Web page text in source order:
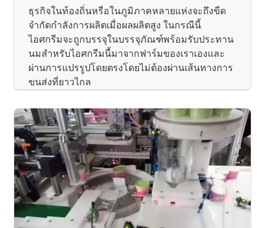
ธุรกิจในท้องถิ่นหรือในภูมิภาคหลายแห่งจะถึงขีด
จำกัดกำลังการผลิตเมื่อผลผลิตสูง ในกรณีนี้
ไอศกรีมจะถูกบรรจุในบรรจุภัณฑ์พร้อมรับประทาน
นมสำหรับไอศกรีมนี้มาจากฟาร์มของเราเองและ
ผ่านการแปรรูปโดยตรงโดยไม่ต้องผ่านเส้นทางการ
ขนส่งที่ยาวไกล